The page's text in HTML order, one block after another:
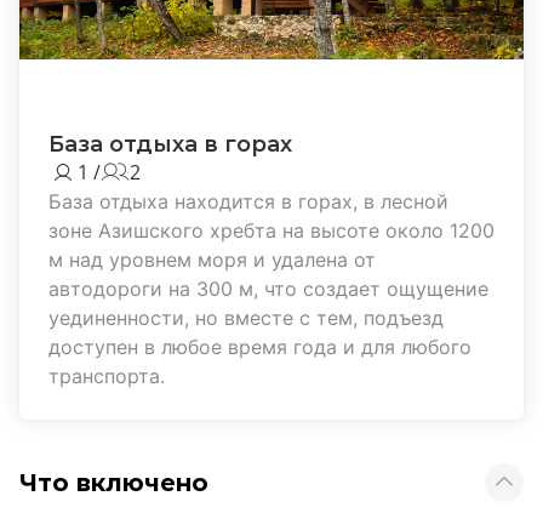
База отдыха в горах
1 /
2
База отдыха находится в горах, в лесной
зоне Азишского хребта на высоте около 1200
м над уровнем моря и удалена от
автодороги на 300 м, что создает ощущение
уединенности, но вместе с тем, подъезд
доступен в любое время года и для любого
транспорта.
Что включено